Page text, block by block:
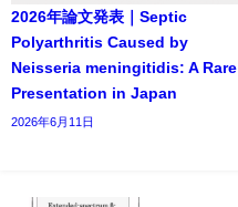
2026年論文発表｜Septic
Polyarthritis Caused by
Neisseria meningitidis: A Rare
Presentation in Japan
2026年6月11日